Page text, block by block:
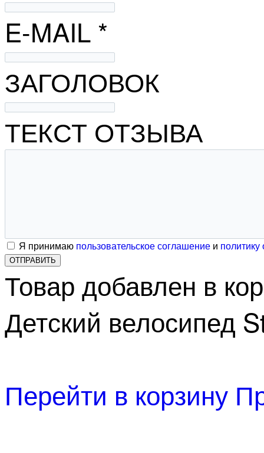
E-MAIL *
ЗАГОЛОВОК
ТЕКСТ ОТЗЫВА
Я принимаю пользовательское соглашение и
ОТПРАВИТЬ
Товар добавлен в
Детский велосипед
Перейти в корзину